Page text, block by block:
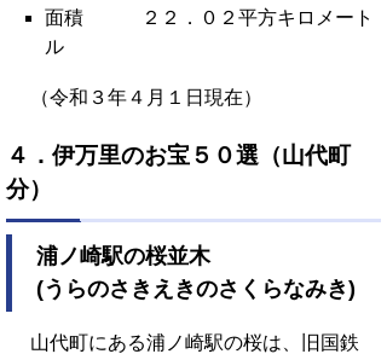
面積 ２２．０２平方キロメート
ル
（令和３年４月１日現在）
４．伊万里のお宝５０選（山代町
分）
浦ノ崎駅の桜並木
(うらのさきえきのさくらなみき)
山代町にある浦ノ崎駅の桜は、旧国鉄